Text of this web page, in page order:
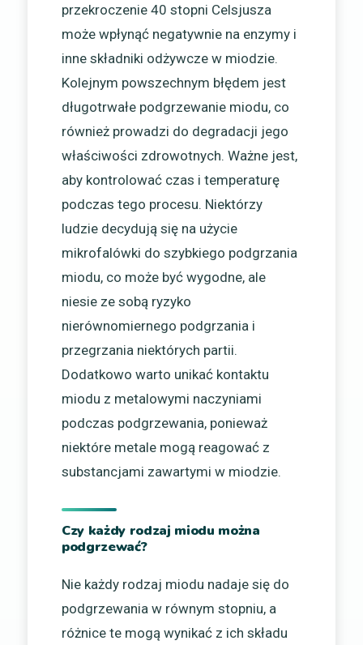
przekroczenie 40 stopni Celsjusza
może wpłynąć negatywnie na enzymy i
inne składniki odżywcze w miodzie.
Kolejnym powszechnym błędem jest
długotrwałe podgrzewanie miodu, co
również prowadzi do degradacji jego
właściwości zdrowotnych. Ważne jest,
aby kontrolować czas i temperaturę
podczas tego procesu. Niektórzy
ludzie decydują się na użycie
mikrofalówki do szybkiego podgrzania
miodu, co może być wygodne, ale
niesie ze sobą ryzyko
nierównomiernego podgrzania i
przegrzania niektórych partii.
Dodatkowo warto unikać kontaktu
miodu z metalowymi naczyniami
podczas podgrzewania, ponieważ
niektóre metale mogą reagować z
substancjami zawartymi w miodzie.
Czy każdy rodzaj miodu można
podgrzewać?
Nie każdy rodzaj miodu nadaje się do
podgrzewania w równym stopniu, a
różnice te mogą wynikać z ich składu